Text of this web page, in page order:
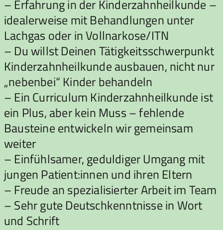
– Erfahrung in der Kinderzahnheilkunde –
idealerweise mit Behandlungen unter
Lachgas oder in Vollnarkose/ITN
– Du willst Deinen Tätigkeitsschwerpunkt
Kinderzahnheilkunde ausbauen, nicht nur
„nebenbei“ Kinder behandeln
– Ein Curriculum Kinderzahnheilkunde ist
ein Plus, aber kein Muss – fehlende
Bausteine entwickeln wir gemeinsam
weiter
– Einfühlsamer, geduldiger Umgang mit
jungen Patient:innen und ihren Eltern
– Freude an spezialisierter Arbeit im Team
– Sehr gute Deutschkenntnisse in Wort
und Schrift